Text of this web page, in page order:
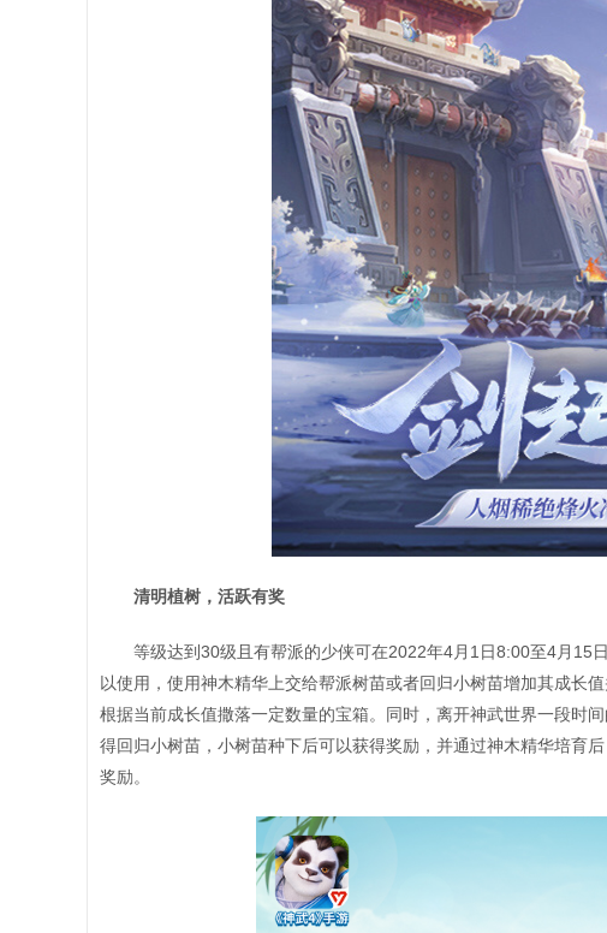
清明植树，活跃有奖
等级达到30级且有帮派的少侠可在2022年4月1日8:00至4月15
以使用，使用神木精华上交给帮派树苗或者回归小树苗增加其成长
根据当前成长值撒落一定数量的宝箱。同时，离开神武世界一段时
得回归小树苗，小树苗种下后可以获得奖励，并通过神木精华培育
奖励。